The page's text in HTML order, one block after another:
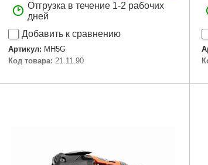
Отгрузка в течение 1-2 рабочих
дней
Добавить к сравнению
Артикул: MH5G
Код товара: 21.11.90
Подробнее...